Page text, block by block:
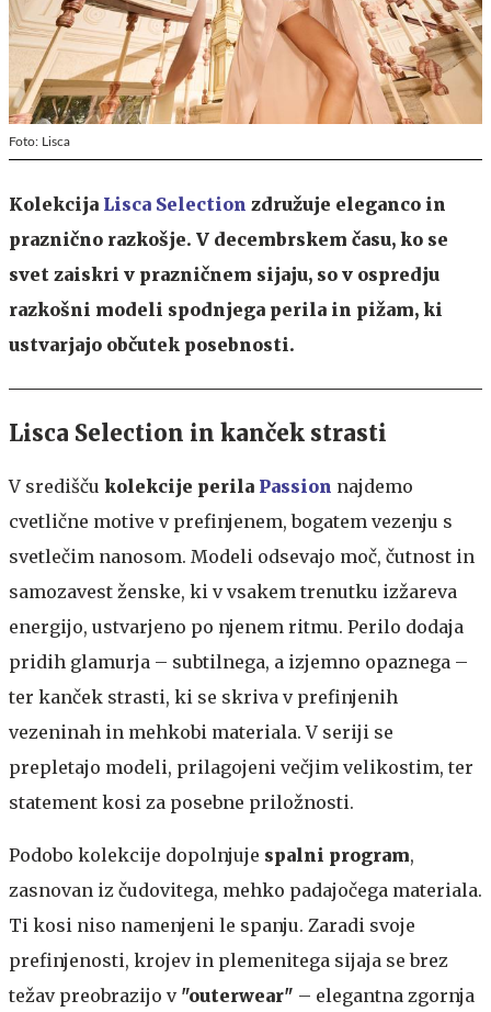
Foto: Lisca
Kolekcija Lisca Selection združuje eleganco in
praznično razkošje. V decembrskem času, ko se
svet zaiskri v prazničnem sijaju, so v ospredju
razkošni modeli spodnjega perila in pižam, ki
ustvarjajo občutek posebnosti.
Lisca Selection in kanček strasti
V središču kolekcije perila Passion najdemo
cvetlične motive v prefinjenem, bogatem vezenju s
svetlečim nanosom. Modeli odsevajo moč, čutnost in
samozavest ženske, ki v vsakem trenutku izžareva
energijo, ustvarjeno po njenem ritmu. Perilo dodaja
pridih glamurja – subtilnega, a izjemno opaznega –
ter kanček strasti, ki se skriva v prefinjenih
vezeninah in mehkobi materiala. V seriji se
prepletajo modeli, prilagojeni večjim velikostim, ter
statement kosi za posebne priložnosti.
Podobo kolekcije dopolnjuje spalni program,
zasnovan iz čudovitega, mehko padajočega materiala.
Ti kosi niso namenjeni le spanju. Zaradi svoje
prefinjenosti, krojev in plemenitega sijaja se brez
težav preobrazijo v "outerwear" – elegantna zgornja